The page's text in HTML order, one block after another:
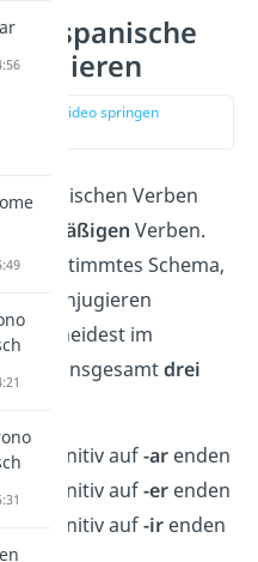
spanische
Stelle im Video springen
spanischen Verben
regelmäßigen Verben.
bestimmtes Schema,
Konjugieren
im
insgesamtdrei
im Infinitiv auf-arenden
im Infinitiv auf-erenden
im Infinitiv auf-irenden